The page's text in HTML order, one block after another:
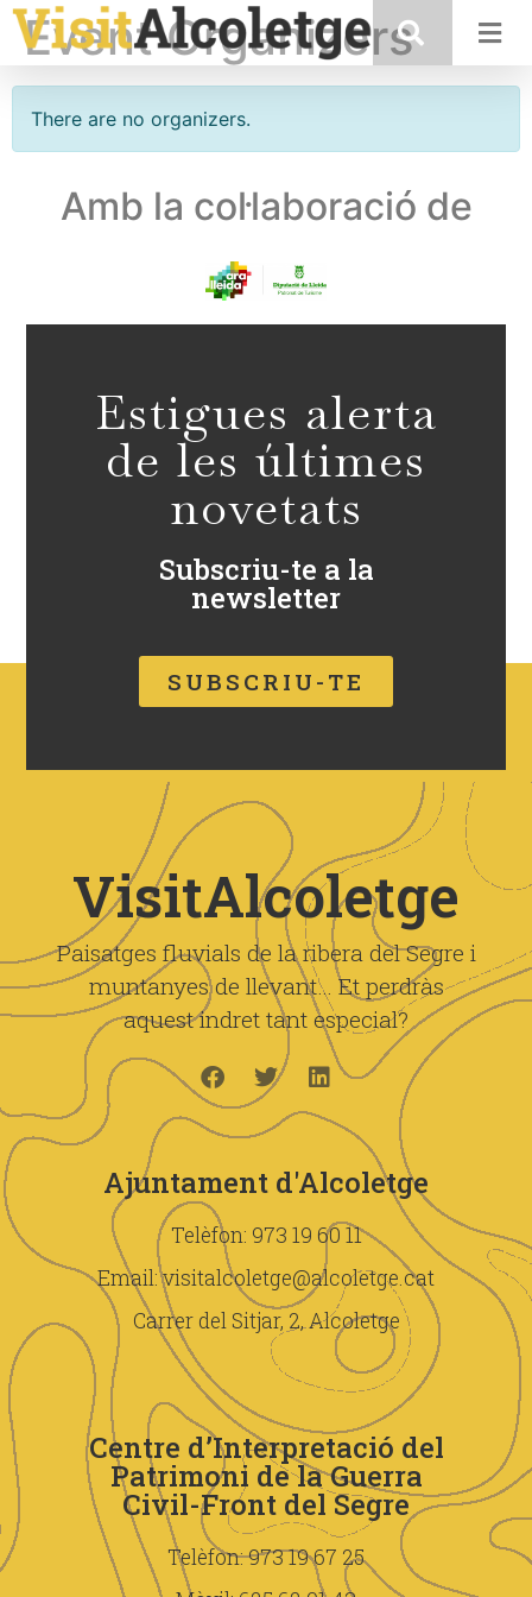
Event Organizers
There are no organizers.
Amb la col·laboració de
Estigues alerta
de les últimes
novetats
Subscriu-te a la
newsletter
SUBSCRIU-TE
VisitAlcoletge
Paisatges fluvials de la ribera del Segre i
muntanyes de llevant… Et perdràs
aquest indret tant especial?
Ajuntament d'Alcoletge
Telèfon: 973 19 60 11
Email: visitalcoletge@alcoletge.cat
Carrer del Sitjar, 2, Alcoletge
Centre d’Interpretació del
Patrimoni de la Guerra
Civil-Front del Segre
Telèfon: 973 19 67 25